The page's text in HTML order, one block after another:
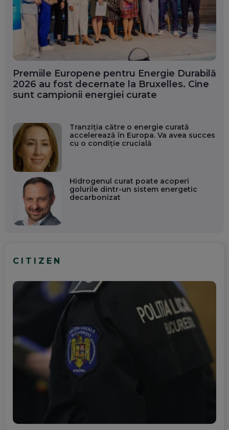
Premiile Europene pentru Energie Durabilă
2026 au fost decernate la Bruxelles. Cine
sunt campionii energiei curate
Tranziția către o energie curată
accelerează în Europa. Va avea succes
cu o condiție crucială
Hidrogenul curat poate acoperi
golurile dintr-un sistem energetic
decarbonizat
CITIZEN